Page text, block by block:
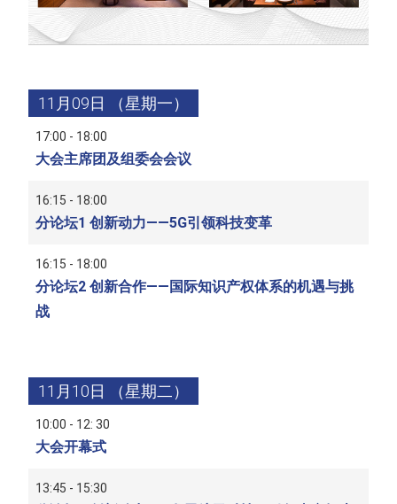
11月09日 （星期一）
17:00 - 18:00
大会主席团及组委会会议
16:15 - 18:00
分论坛1 创新动力——5G引领科技变革
16:15 - 18:00
分论坛2 创新合作——国际知识产权体系的机遇与挑
战
11月10日 （星期二）
10:00 - 12: 30
大会开幕式
13:45 - 15:30